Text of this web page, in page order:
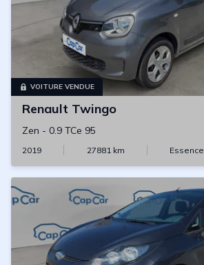
VOITURE VENDUE
Renault Twingo
Zen - 0.9 TCe 95
2019 27881km Essence